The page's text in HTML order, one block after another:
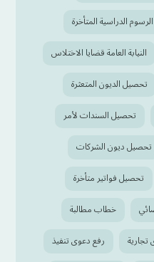
الرسوم الدراسية المتأخرة
النيابة العامة قضايا الاختلاس
تحصيل الديون المتعثرة
تحصيل السندات لأمر
تحصيل ديون الشركات
تحصيل فواتير متأخرة
خطاب مطالبة
رفع دعوى تنفيذ